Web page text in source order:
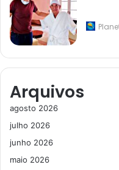
Arquivos
agosto 2026
julho 2026
junho 2026
maio 2026